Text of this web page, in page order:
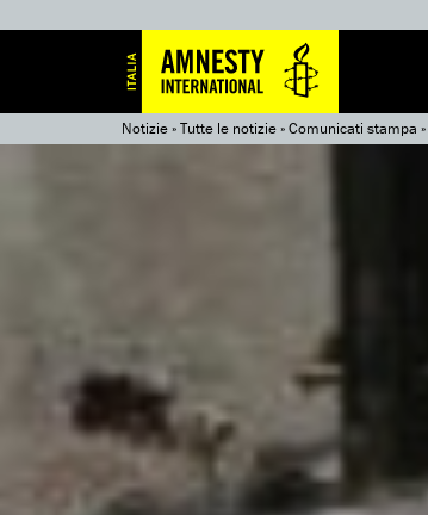
Notizie»Tutte le notizie»Comunicati stampa »